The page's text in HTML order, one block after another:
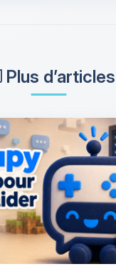
Plus d’articles